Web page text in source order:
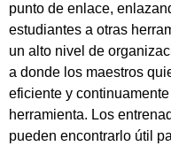
punto de enlace,
estudiantes a otras
un alto nivel de
a donde los maestros
eficiente y
herramienta. Los
pueden encontrarlo útil